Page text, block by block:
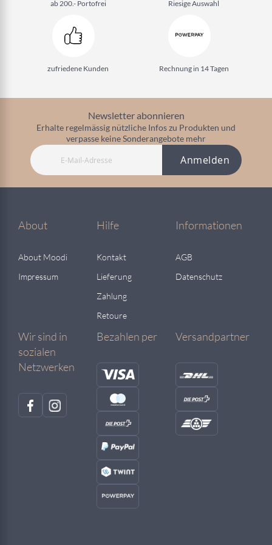
ab 200.- Portofrei Riesige Auswahl
zufriedene Kunden Rechnung in 14 Tagen
Newsletter abonnieren
Erhalte regelmässig nützliche Infos zu Produkten und
verpasse keine Sonderangebote mehr
Anmelden
About
About Moodi
Impressum
Hilfe
Kontakt
Lieferung
Zahlung
Retoure
Informationen
AGB
Datenschutz
Wir sind in
sozialen
Netzwerken
Bezahlen per Versandpartner